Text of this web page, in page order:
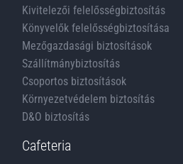
Kivitelezői felelősségbiztosítás
Könyvelők felelősségbiztosítása
Mezőgazdasági biztosítások
Szállítmánybiztosítás
Csoportos biztosítások
Környezetvédelem biztosítás
D&O biztosítás
Cafeteria